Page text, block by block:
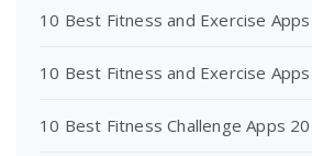
10 Best Fitness and Exercise
10 Best Fitness and Exercise
10 Best Fitness Challenge Apps